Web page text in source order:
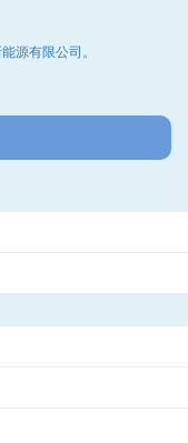
源有限公司 。